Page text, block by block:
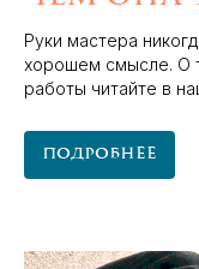
Руки мастера
хорошем смысле. О
работы читайте в
Подробнее